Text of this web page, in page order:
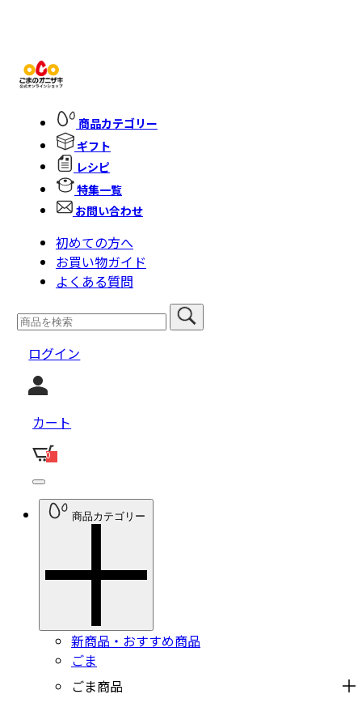
商品カテゴリー
ギフト
レシピ
特集一覧
お問い合わせ
初めての方へ
お買い物ガイド
よくある質問
ログイン
カート
0
商品カテゴリー
新商品・おすすめ商品
ごま
ごま商品